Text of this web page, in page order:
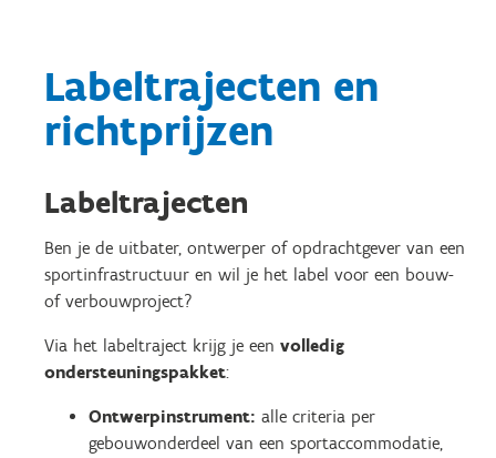
Labeltrajecten en
richtprijzen
Labeltrajecten
Ben je de uitbater, ontwerper of opdrachtgever van een
sportinfrastructuur en wil je het label voor een bouw-
of verbouwproject?
Via het labeltraject krijg je een volledig
ondersteuningspakket:
Ontwerpinstrument: alle criteria per
gebouwonderdeel van een sportaccommodatie,